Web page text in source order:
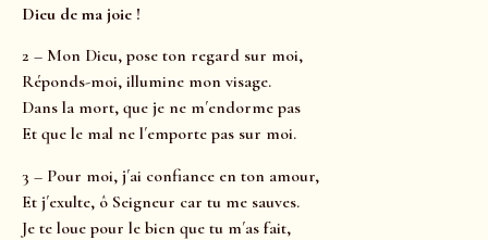
Dieu de ma joie !
2 – Mon Dieu, pose ton regard sur moi,
Réponds-moi, illumine mon visage.
Dans la mort, que je ne m´endorme pas
Et que le mal ne l´emporte pas sur moi.
3 – Pour moi, j´ai confiance en ton amour,
Et j´exulte, ô Seigneur car tu me sauves.
Je te loue pour le bien que tu m´as fait,